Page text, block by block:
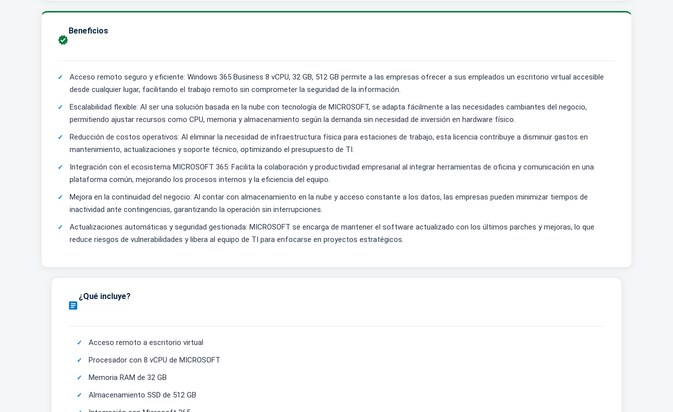

Beneficios
Acceso remoto seguro y eficiente: Windows 365 Business 8 vCPU, 32 GB, 512 GB permite a las empresas ofrecer a sus empleados un escritorio virtual accesible
desde cualquier lugar, facilitando el trabajo remoto sin comprometer la seguridad de la información.
Escalabilidad flexible: Al ser una solución basada en la nube con tecnología de MICROSOFT, se adapta fácilmente a las necesidades cambiantes del negocio,
permitiendo ajustar recursos como CPU, memoria y almacenamiento según la demanda sin necesidad de inversión en hardware físico.
Reducción de costos operativos: Al eliminar la necesidad de infraestructura física para estaciones de trabajo, esta licencia contribuye a disminuir gastos en
mantenimiento, actualizaciones y soporte técnico, optimizando el presupuesto de TI.
Integración con el ecosistema MICROSOFT 365: Facilita la colaboración y productividad empresarial al integrar herramientas de oficina y comunicación en una
plataforma común, mejorando los procesos internos y la eficiencia del equipo.
Mejora en la continuidad del negocio: Al contar con almacenamiento en la nube y acceso constante a los datos, las empresas pueden minimizar tiempos de
inactividad ante contingencias, garantizando la operación sin interrupciones.
Actualizaciones automáticas y seguridad gestionada: MICROSOFT se encarga de mantener el software actualizado con los últimos parches y mejoras, lo que
reduce riesgos de vulnerabilidades y libera al equipo de TI para enfocarse en proyectos estratégicos.

¿Qué incluye?
Acceso remoto a escritorio virtual
Procesador con 8 vCPU de MICROSOFT
Memoria RAM de 32 GB
Almacenamiento SSD de 512 GB